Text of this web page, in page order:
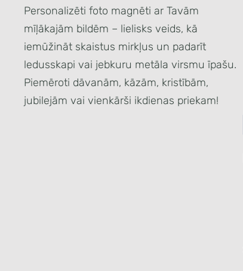
Personalizēti foto magnēti ar Tavām
mīļākajām bildēm – lielisks veids, kā
iemūžināt skaistus mirkļus un padarīt
ledusskapi vai jebkuru metāla virsmu īpašu.
Piemēroti dāvanām, kāzām, kristībām,
jubilejām vai vienkārši ikdienas priekam!